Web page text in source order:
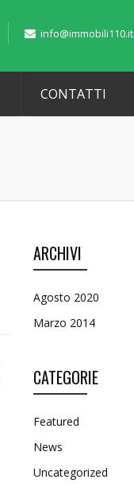
info@immobili110.it
CONTATTI
ARCHIVI
Agosto 2020
Marzo 2014
CATEGORIE
Featured
News
Uncategorized